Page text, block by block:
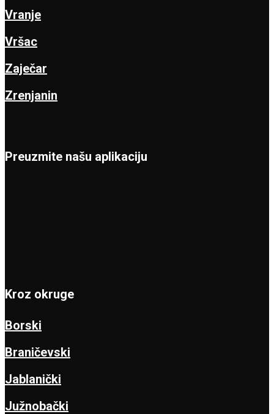
Vranje
Vršac
Zaječar
Zrenjanin
Preuzmite našu aplikaciju
Kroz okruge
Borski
Braničevski
Jablanički
Južnobački